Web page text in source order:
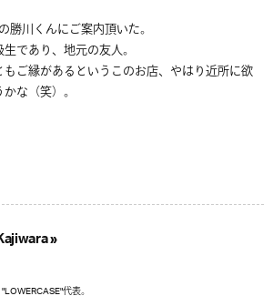
の勝川くんにご案内頂いた。
であり、地元の友人。
ご縁があるというこのお店、やはり近所に欲
な（笑）。
»
代表。